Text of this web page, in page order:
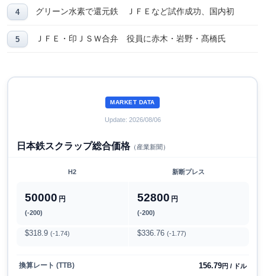
グリーン水素で還元鉄 ＪＦＥなど試作成功、国内初
ＪＦＥ・印ＪＳＷ合弁 役員に赤木・岩野・髙橋氏
MARKET DATA
Update: 2026/08/06
日本鉄スクラップ総合価格（産業新聞）
H2 新断プレス
50000 円
(-200)
52800 円
(-200)
$318.9 (-1.74) $336.76 (-1.77)
換算レート (TTB) 156.79円 / ドル